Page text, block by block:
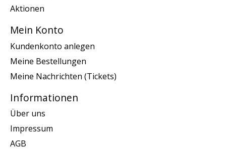
Aktionen
Mein Konto
Kundenkonto anlegen
Meine Bestellungen
Meine Nachrichten (Tickets)
Informationen
Über uns
Impressum
AGB